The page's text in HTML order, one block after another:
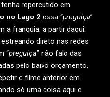
repercutido em
no Lago 2 essa “preguiça”
a franquia, a partir daqui,
direto nas redes
“preguiça” não falo das
pelo baixo orçamento,
o filme anterior em
só uma coisa aqui e